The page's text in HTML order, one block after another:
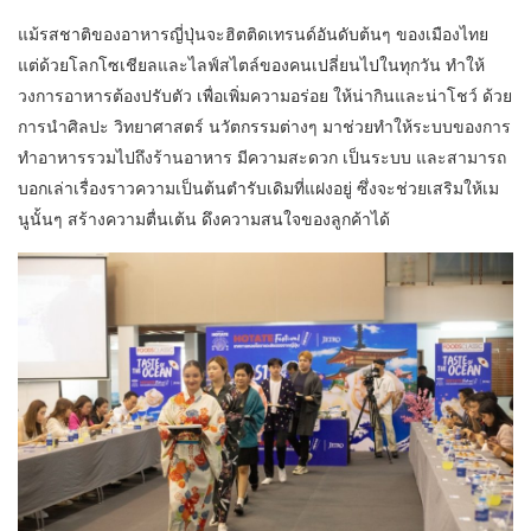
แม้รสชาติของอาหารญี่ปุ่นจะฮิตติดเทรนด์อันดับต้นๆ ของเมืองไทย
แต่ด้วยโลกโซเชียลและไลฟ์สไตล์ของคนเปลี่ยนไปในทุกวัน ทำให้
วงการอาหารต้องปรับตัว เพื่อเพิ่มความอร่อย ให้น่ากินและน่าโชว์ ด้วย
การนำศิลปะ วิทยาศาสตร์ นวัตกรรมต่างๆ มาช่วยทำให้ระบบของการ
ทำอาหารรวมไปถึงร้านอาหาร มีความสะดวก เป็นระบบ และสามารถ
บอกเล่าเรื่องราวความเป็นต้นตำรับเดิมที่แฝงอยู่ ซึ่งจะช่วยเสริมให้เม
นูนั้นๆ สร้างความตื่นเต้น ดึงความสนใจของลูกค้าได้